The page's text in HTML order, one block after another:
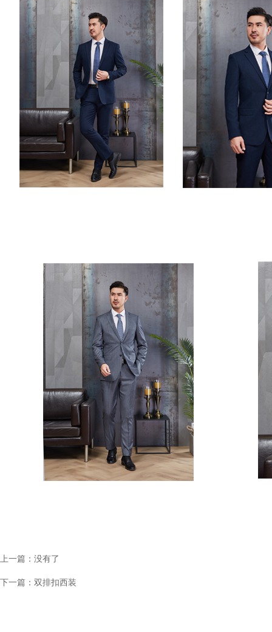
上一篇：没有了
下一篇： 双排扣西装